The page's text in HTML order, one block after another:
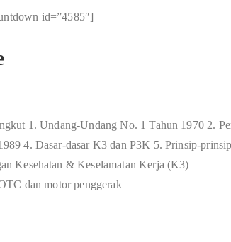
id=”4585″]
1. Undang-Undang No. 1 Tahun 1970 2.
4. Dasar-dasar K3 dan P3K 5. Prinsip-
Kesehatan & Keselamatan Kerja (K3)
dan motor penggerak